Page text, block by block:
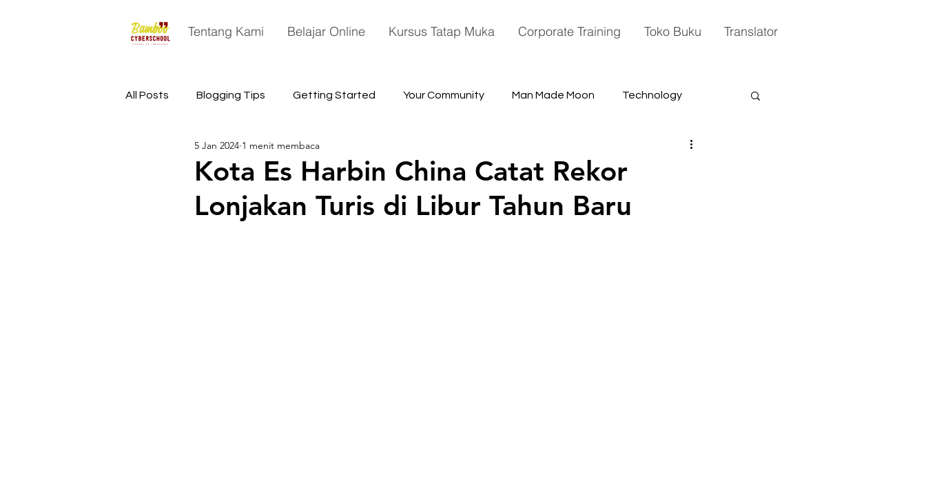
Tentang Kami Belajar Online Kursus Tatap Muka Corporate Training Toko Buku Translator
All Posts Blogging Tips Getting Started Your Community Man Made Moon Technology
Astronomy Space
Kota Es Harbin China Catat Rekor
Lonjakan Turis di Libur Tahun Baru
5 Jan 2024 1 menit membaca